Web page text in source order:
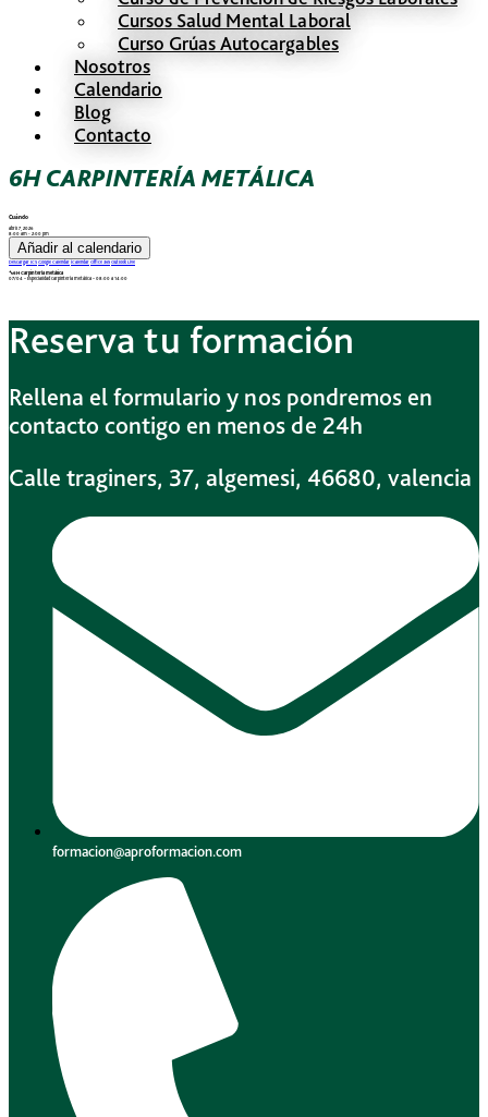
Cursos Salud Mental Laboral
Curso Grúas Autocargables
Nosotros
Calendario
Blog
Contacto
6H CARPINTERÍA METÁLICA
Cuándo
abril 7, 2026
8:00 am - 2:00 pm
Añadir al calendario
Descargar ICS Google Calendar iCalendar Office 365 Outlook Live
🔧6H Carpintería metálica
07/04 – Especialidad carpintería metálica – 08:00 a 14:00
Reserva tu formación
Rellena el formulario y nos pondremos en
contacto contigo en menos de 24h
Calle traginers, 37, algemesi, 46680, valencia
formacion@aproformacion.com